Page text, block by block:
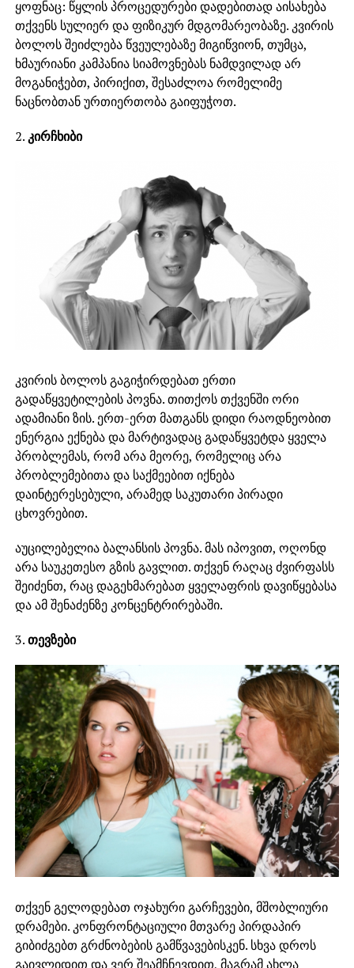
ყოფნაც: წყლის პროცედურები დადებითად აისახება
თქვენს სულიერ და ფიზიკურ მდგომარეობაზე. კვირის
ბოლოს შეიძლება წვეულებაზე მიგიწვიონ, თუმცა,
ხმაურიანი კამპანია სიამოვნებას ნამდვილად არ
მოგანიჭებთ, პირიქით, შესაძლოა რომელიმე
ნაცნობთან ურთიერთობა გაიფუჭოთ.
2.კირჩხიბი
კვირის ბოლოს გაგიჭირდებათ ერთი
გადაწყვეტილების პოვნა. თითქოს თქვენში ორი
ადამიანი ზის. ერთ-ერთ მათგანს დიდი რაოდნეობით
ენერგია ექნება და მარტივადაც გადაწყვეტდა ყველა
პრობლემას, რომ არა მეორე, რომელიც არა
პრობლემებითა და საქმეებით იქნება
დაინტერესებული, არამედ საკუთარი პირადი
ცხოვრებით.
აუცილებელია ბალანსის პოვნა. მას იპოვით, ოღონდ
არა საუკეთესო გზის გავლით. თქვენ რაღაც ძვირფასს
შეიძენთ, რაც დაგეხმარებათ ყველაფრის დავიწყებასა
და ამ შენაძენზე კონცენტრირებაში.
3.თევზები
თქვენ გელოდებათ ოჯახური გარჩევები, მშობლიური
დრამები. კონფრონტაციული მთვარე პირდაპირ
გიბიძგებთ გრძნობების გამწვავებისკენ. სხვა დროს
გაივლიდით და ვერ შეამჩნევდით, მაგრამ ახლა